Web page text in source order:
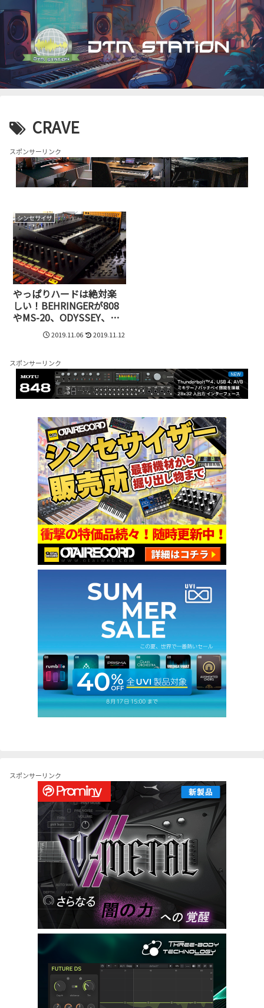
CRAVE
スポンサーリンク
シンセサイザ
やっぱりハードは絶対楽
しい！BEHRINGERが808
やMS-20、ODYSSEY、
PRO-ONEの復刻版を超低
価格で続々発売。オリジ
円台で!
2019.11.06 2019.11.12
スポンサーリンク
スポンサーリンク